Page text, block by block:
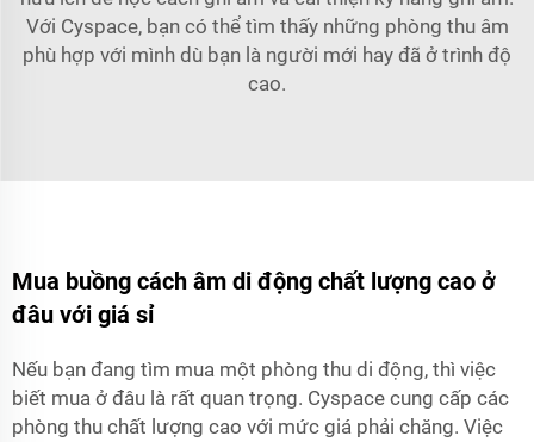
Với Cyspace, bạn có thể tìm thấy những phòng thu âm
phù hợp với mình dù bạn là người mới hay đã ở trình độ
cao.
Mua buồng cách âm di động chất lượng cao ở
đâu với giá sỉ
Nếu bạn đang tìm mua một phòng thu di động, thì việc
biết mua ở đâu là rất quan trọng. Cyspace cung cấp các
phòng thu chất lượng cao với mức giá phải chăng. Việc